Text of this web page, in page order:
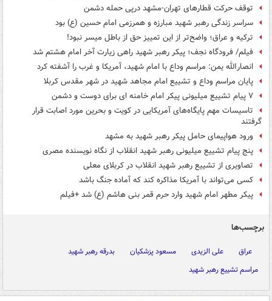
توقف حرکت قطارهای تهران-مشهد درپی حمله دشمن
سراسر زندگی‌ رهبر شهید مبارزه و همرزمی امام حسین (ع) بود
ترکیه و عراق؛ واضح‌تر از این تمییز حق از باطل میسر نبود!
فیلم/ فرودگاه نجف؛ پیکر رهبر شهید راهی زیارت آخر امام هشتم شد
انصارالله یمن: مراسم وداع با امام شهید، آمریکا و غرب را آشفته کرد
پایان مراسم وداع و تشییع امام مجاهد شهید در شهر مقدس کربلا
۷ پیام تشییع میلیونی پیکر امام خامنه ای برای دوست و دشمن
تاسیسات مهم پایگاه‌های آمریکایی در کویت و بحرین مورد اصابت قرار
گرفتند
ورود هواپیمای حامل پیکر رهبر شهید به مشهد
پنج پیام تشییع میلیونی رهبر شهید انقلاب از نگاه نویسنده مصری
تصاویری از تشییع رهبر شهید انقلاب در کربلای معلی
کسی می‌تواند با آمریکا مذاکره کند که آماده جنگ باشد
پیکر مطهر امام شهید وارد حرم قمر بنی هاشم (ع) شد +فیلم
برچسب‌ها
عراق علی الزیدی مسعود پزشکیان
بدرقه رهبر شهید
مراسم تشییع رهبر شهید